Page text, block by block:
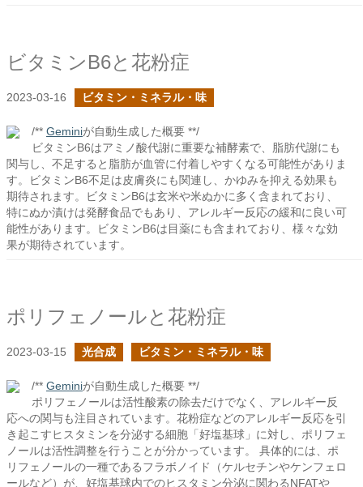
ビタミンB6と花粉症
2023-03-16 ビタミン・ミネラル・味
/** Geminiが自動生成した概要 **/
ビタミンB6はアミノ酸代謝に重要な補酵素で、脂肪代謝にも
関与し、不足すると脂肪が血管に付着しやすくなる可能性がありま
す。ビタミンB6不足は皮膚炎にも関連し、かゆみを抑える効果も
期待されます。ビタミンB6は玄米や米ぬかに多く含まれており、
特にぬか漬けは発酵食品でもあり、アレルギー反応の緩和に良い可
能性があります。ビタミンB6は目薬にも含まれており、様々な効
果が期待されています。
ポリフェノールと花粉症
2023-03-15 光合成 ビタミン・ミネラル・味
/** Geminiが自動生成した概要 **/
ポリフェノールは活性酸素の除去だけでなく、アレルギー反
応への関与も注目されています。花粉症などのアレルギー反応を引
き起こすヒスタミンを分泌する細胞「好塩基球」に対し、ポリフェ
ノールは活性調整を行うことが分かっています。 具体的には、ポ
リフェノールの一種であるフラボノイド（ケルセチンやケンフェロ
ールなど）が、好塩基球内でのヒスタミン分泌に関わるNFATや